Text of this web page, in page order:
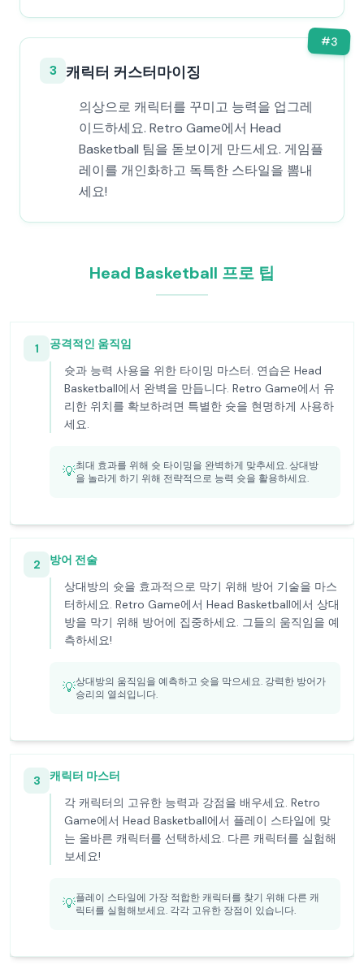
#3
3 캐릭터 커스터마이징
의상으로 캐릭터를 꾸미고 능력을 업그레
이드하세요. Retro Game에서 Head
Basketball 팀을 돋보이게 만드세요. 게임플
레이를 개인화하고 독특한 스타일을 뽐내
세요!
Head Basketball 프로 팁
1
공격적인 움직임
슛과 능력 사용을 위한 타이밍 마스터. 연습은 Head
Basketball에서 완벽을 만듭니다. Retro Game에서 유
리한 위치를 확보하려면 특별한 슛을 현명하게 사용하
세요.
💡최대 효과를 위해 슛 타이밍을 완벽하게 맞추세요. 상대방
을 놀라게 하기 위해 전략적으로 능력 슛을 활용하세요.
2
방어 전술
상대방의 슛을 효과적으로 막기 위해 방어 기술을 마스
터하세요. Retro Game에서 Head Basketball에서 상대
방을 막기 위해 방어에 집중하세요. 그들의 움직임을 예
측하세요!
💡상대방의 움직임을 예측하고 슛을 막으세요. 강력한 방어가
승리의 열쇠입니다.
3
캐릭터 마스터
각 캐릭터의 고유한 능력과 강점을 배우세요. Retro
Game에서 Head Basketball에서 플레이 스타일에 맞
는 올바른 캐릭터를 선택하세요. 다른 캐릭터를 실험해
보세요!
💡플레이 스타일에 가장 적합한 캐릭터를 찾기 위해 다른 캐
릭터를 실험해보세요. 각각 고유한 장점이 있습니다.